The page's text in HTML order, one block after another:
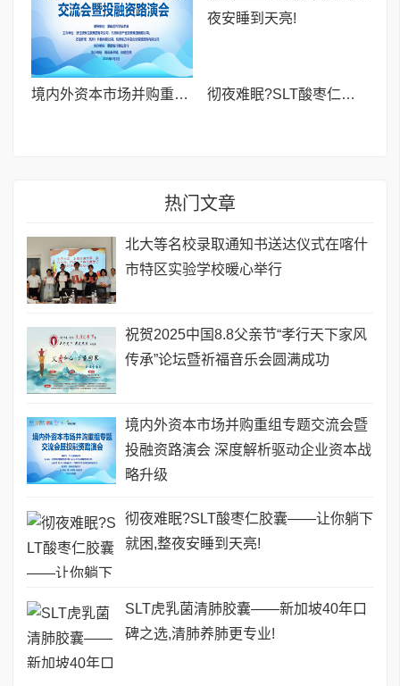
境内外资本市场并购重组专题交流会暨投融资路演会 深度解析驱动企业资本战略升级 彻夜难眠?SLT酸枣仁胶囊——让你躺下就困,整夜安睡到天亮!
热门文章
北大等名校录取通知书送达仪式在喀什
市特区实验学校暖心举行
祝贺2025中国8.8父亲节“孝行天下家风
传承”论坛暨祈福音乐会圆满成功
境内外资本市场并购重组专题交流会暨
投融资路演会 深度解析驱动企业资本战
略升级
彻夜难眠?SLT酸枣仁胶囊——让你躺下
就困,整夜安睡到天亮!
SLT虎乳菌清肺胶囊——新加坡40年口
碑之选,清肺养肺更专业!